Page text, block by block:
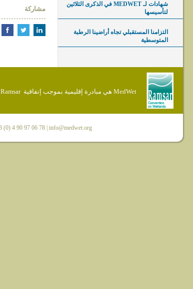
مشاركة
شهادات لـ MEDWET في الذكرى الثلاثين
لتأسيسها
التزامنا المستقبلي تجاه أراضينا الرطبة
المتوسطية
MedWet هي مبادرة إقليمية بموجب إتفاقية Ramsar
(0) 4 90 97 06 78 | info@medwet.org